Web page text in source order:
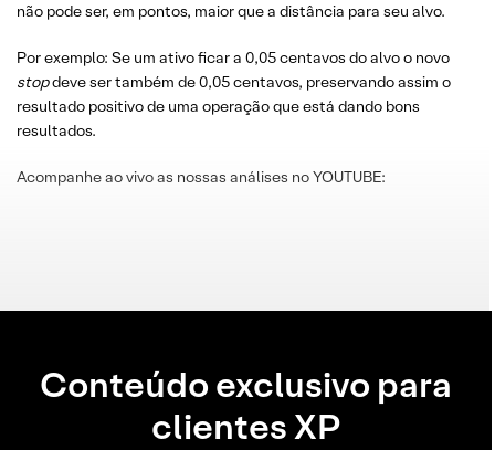
não pode ser, em pontos, maior que a distância para seu alvo.
Por exemplo: Se um ativo ficar a 0,05 centavos do alvo o novo
stopdeve ser também de 0,05 centavos, preservando assim o
resultado positivo de uma operação que está dando bons
resultados.
Acompanhe ao vivo as nossas análises no YOUTUBE:
Conteúdo exclusivo para
clientes XP